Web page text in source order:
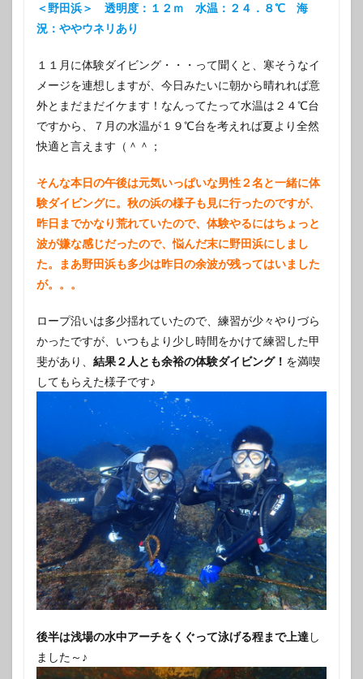
＜野田浜＞ 透明度：１２ｍ 水温：２４．８℃ 海
況：ややウネリあり
１１月に体験ダイビング・・・って聞くと、寒そうなイ
メージを連想しますが、今日みたいに朝から晴れれば意
外とまだまだイケます！なんってたって水温は２４℃台
ですから、７月の水温が１９℃台を考えれば夏より全然
快適と言えます（＾＾；
そんな本日の午後は元気いっぱいな男性２名と一緒に体
験ダイビングに。秋の浜の様子も見に行ったのですが、
昨日までかなり荒れていたので、体験やるにはちょっと
波が嫌な感じだったので、悩んだ末に野田浜にしまし
た。まあ野田浜も多少は昨日の余波が残ってはいました
が。。。
ロープ沿いは多少揺れていたので、練習が少々やりづら
かったですが、いつもより少し時間をかけて練習した甲
斐があり、 結果２人とも余裕の体験ダイビング！ を満喫
してもらえた様子です♪
後半は浅場の水中アーチをくぐって泳げる程まで上達し
ました～♪